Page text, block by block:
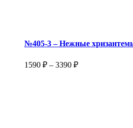
№405-3 – Нежные
1590 ₽ – 3390 ₽